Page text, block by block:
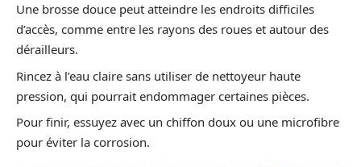
Une brosse douce peut atteindre les endroits difficiles
d’accès, comme entre les rayons des roues et autour des
dérailleurs.
Rincez à l’eau claire sans utiliser de nettoyeur haute
pression, qui pourrait endommager certaines pièces.
Pour finir, essuyez avec un chiffon doux ou une microfibre
pour éviter la corrosion.